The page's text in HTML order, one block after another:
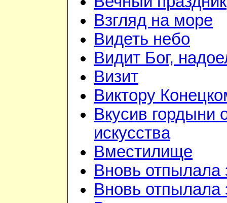
Взгляд на море
Видеть небо
Видит Бог,
Визит
Виктору
Вкусив гордыни
искусства
Вместилище
Вновь отпылала
Вновь отпылала